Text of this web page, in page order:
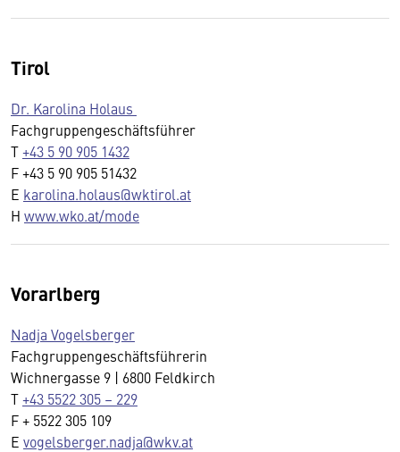
Tirol
Dr. Karolina Holaus
Fachgruppengeschäftsführer
T+43 5 90 905 1432
F +43 5 90 905 51432
E karolina.holaus@wktirol.at
H www.wko.at/mode
Vorarlberg
Nadja Vogelsberger
Fachgruppengeschäftsführerin
Wichnergasse 9 | 6800 Feldkirch
T+43 5522 305 – 229
F + 5522 305 109
E vogelsberger.nadja@wkv.at